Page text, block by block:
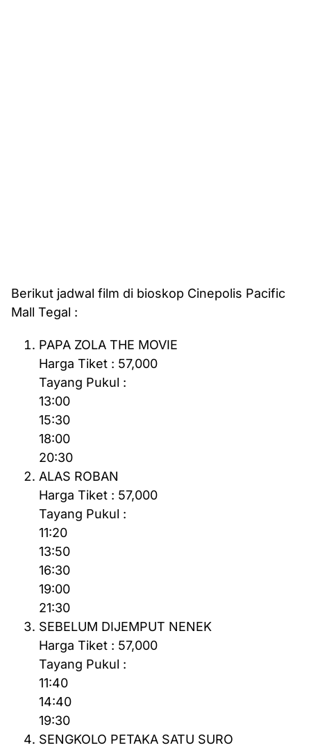
Berikut jadwal film di bioskop Cinepolis Pacific
Mall Tegal :
PAPA ZOLA THE MOVIE
Harga Tiket : 57,000
Tayang Pukul :
13:00
15:30
18:00
20:30
ALAS ROBAN
Harga Tiket : 57,000
Tayang Pukul :
11:20
13:50
16:30
19:00
21:30
SEBELUM DIJEMPUT NENEK
Harga Tiket : 57,000
Tayang Pukul :
11:40
14:40
19:30
SENGKOLO PETAKA SATU SURO